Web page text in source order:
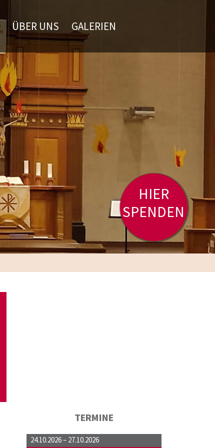
ÜBER UNS GALERIEN
HIER
SPENDEN
TERMINE
24.10.2026 –27.10.2026